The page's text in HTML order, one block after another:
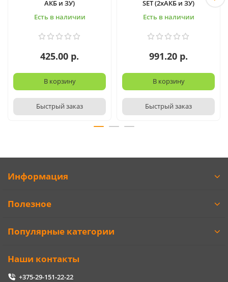
АКБ и ЗУ)
Есть в наличии
425.00 р.
В корзину
Быстрый заказ
SET (2хАКБ и ЗУ)
Есть в наличии
991.20 р.
В корзину
Быстрый заказ
Информация
Полезное
Популярные категории
Наши контакты
+375-29-151-22-22